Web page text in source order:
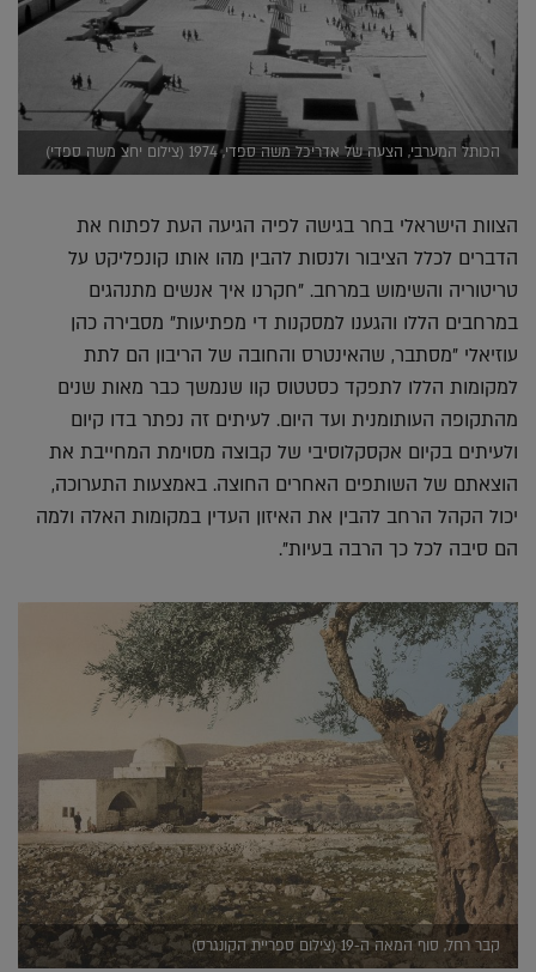
הכותל המערבי, הצעה של אדריכל משה ספדי, 1974 (צילום יחצ משה ספדי)
הצוות הישראלי בחר בגישה לפיה הגיעה העת לפתוח את
הדברים לכלל הציבור ולנסות להבין מהו אותו קונפליקט על
טריטוריה והשימוש במרחב. "חקרנו איך אנשים מתנהגים
במרחבים הללו והגענו למסקנות די מפתיעות" מסבירה כהן
עוזיאלי "מסתבר, שהאינטרס והחובה של הריבון הם לתת
למקומות הללו לתפקד כסטטוס קוו שנמשך כבר מאות שנים
מהתקופה העותומנית ועד היום. לעיתים זה נפתר בדו קיום
ולעיתים בקיום אקסקלוסיבי של קבוצה מסוימת המחייבת את
הוצאתם של השותפים האחרים החוצה. באמצעות התערוכה,
יכול הקהל הרחב להבין את האיזון העדין במקומות האלה ולמה
הם סיבה לכל כך הרבה בעיות".
קבר רחל, סוף המאה ה-19 (צילום ספריית הקונגרס)